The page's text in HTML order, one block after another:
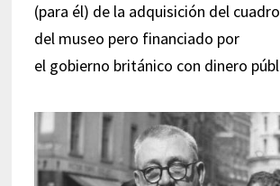
(para él) de la adquisición del
del museo pero financiado por
el gobierno británico con dinero